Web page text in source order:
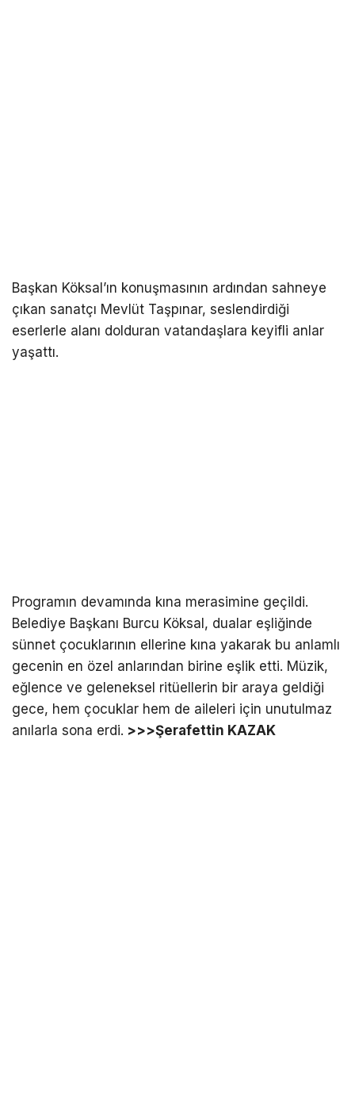
Başkan Köksal’ın konuşmasının ardından sahneye
çıkan sanatçı Mevlüt Taşpınar, seslendirdiği
eserlerle alanı dolduran vatandaşlara keyifli anlar
yaşattı.
Programın devamında kına merasimine geçildi.
Belediye Başkanı Burcu Köksal, dualar eşliğinde
sünnet çocuklarının ellerine kına yakarak bu anlamlı
gecenin en özel anlarından birine eşlik etti. Müzik,
eğlence ve geleneksel ritüellerin bir araya geldiği
gece, hem çocuklar hem de aileleri için unutulmaz
anılarla sona erdi. >>>Şerafettin KAZAK